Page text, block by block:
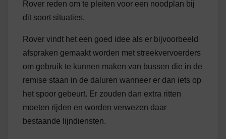
Rover reden om te pleiten voor een noodplan bij
dit soort situaties.
Rover vindt het een goed idee als er bijvoorbeeld
afspraken gemaakt worden met streekvervoerders
om gebruik te kunnen maken van bussen die in de
remise staan in de daluren wanneer er dan iets op
het spoor gebeurt. Er zouden dan extra ritten
moeten rijden en worden verwezen daar
bestaande lijndiensten.